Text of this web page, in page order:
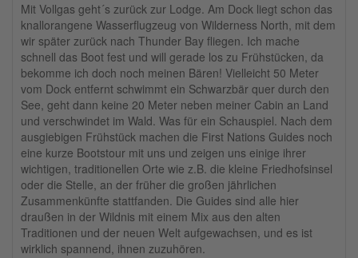
Mit Vollgas geht´s zurück zur Lodge. Am Dock liegt schon das
knallorangene Wasserflugzeug von Wilderness North, mit dem
wir später zurück nach Thunder Bay fliegen. Ich mache
schnell das Boot fest und will gerade los zu Frühstücken, da
bekomme ich doch noch meinen Bären! Vielleicht 50 Meter
vom Dock entfernt schwimmt ein Schwarzbär quer durch den
See, geht dann keine 20 Meter neben meiner Cabin an Land
und verschwindet im Wald. Was für ein Schauspiel. Nach dem
ausgiebigen Frühstück machen die First Nations Guides noch
eine kurze Bootstour mit uns und zeigen uns einige ihrer
wichtigen, traditionellen Orte wie z.B. die kleine Friedhofsinsel
oder die Stelle, an der früher die großen jährlichen
Zusammenkünfte stattfanden. Die Guides sind alle hier
draußen in der Wildnis mit einem Mix aus den alten
Traditionen und der neuen Welt aufgewachsen, und es ist
wirklich spannend, ihnen zuzuhören.